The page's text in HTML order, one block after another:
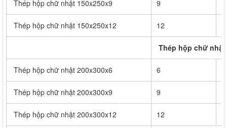
Thép hộp chữ nhật 150x250x9 9
Thép hộp chữ nhật 150x250x12 12
Thép hộp chữ nhật
Thép hộp chữ nhật 200x300x6 6
Thép hộp chữ nhật 200x300x9 9
Thép hộp chữ nhật 200x300x12 12